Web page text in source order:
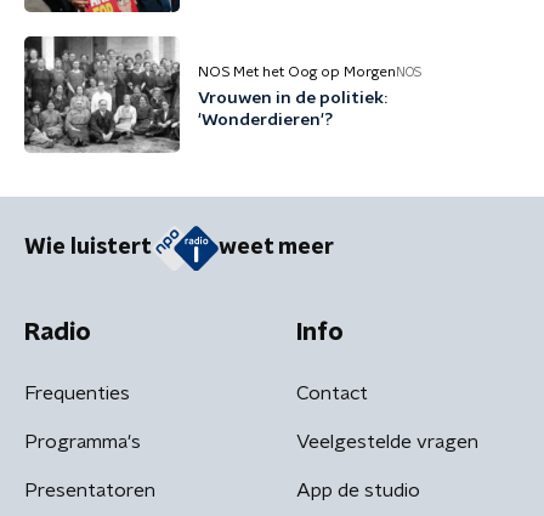
NOS Met het Oog op Morgen NOS
Vrouwen in de politiek:
'Wonderdieren'?
Wie luistert weet meer
Radio
Frequenties
Programma's
Presentatoren
Info
Contact
Veelgestelde vragen
App de studio